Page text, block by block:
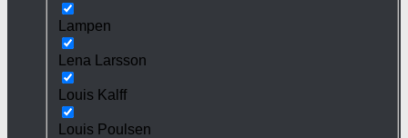
Lampen
Lena Larsson
Louis Kalff
Louis Poulsen